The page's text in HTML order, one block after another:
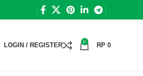
LOGIN / REGISTER 0 RP 0